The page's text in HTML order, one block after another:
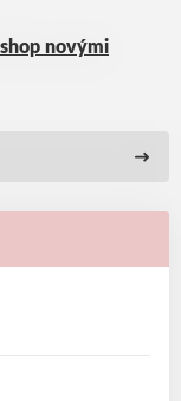
novými